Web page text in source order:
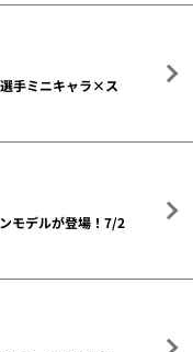
手ミニキャラ×ス
モデルが登場！7/2